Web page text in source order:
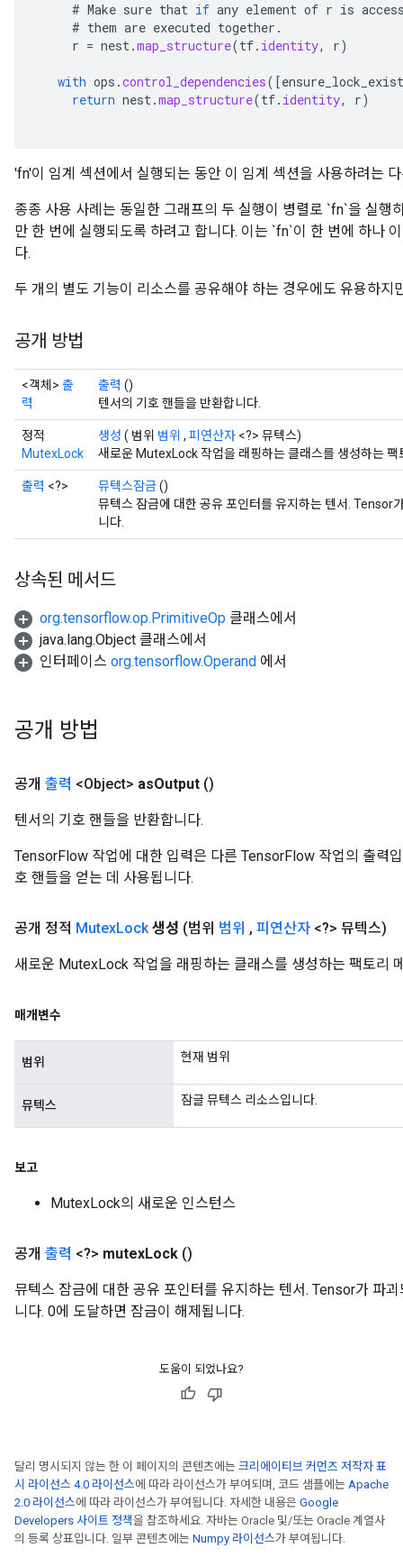
# Make sure that if any element of r is
# them are executed together .
r = nest.map_structure(tf. identity, r)
with ops .control_dependencies( [
return nest.map_structure(tf. identity, r)
'fn'이 임계 섹션에서 실행되는 동안 이 임계 섹션을 사용하려는
종종 사용 사례는 동일한 그래프의 두 실행이 병렬로 `fn`을 실행
만 한 번에 실행되도록 하려고 합니다. 이는 `fn`이 한 번에 하나
다.
두 개의 별도 기능이 리소스를 공유해야 하는 경우에도 유용하지
공개 방법
<객체> 출
력
출력 ()
텐서의 기호 핸들을 반환합니다.
정적
MutexLock
생성 ( 범위 범위 , 피연산자 <?> 뮤텍스)
새로운 MutexLock 작업을 래핑하는 클래스를 생성하는 팩
출력 <?> 뮤텍스잠금()
뮤텍스 잠금에 대한 공유 포인터를 유지하는 텐서. Tensor
니다.
상속된 메서드
org.tensorflow.op.PrimitiveOp 클래스에서
java.lang.Object 클래스에서
인터페이스 org.tensorflow.Operand 에서
공개 방법
공개 출력 <Object> asOutput ()
텐서의 기호 핸들을 반환합니다.
TensorFlow 작업에 대한 입력은 다른 TensorFlow 작업의 출력
호 핸들을 얻는 데 사용됩니다.
공개 정적 MutexLock 생성 (범위 범위 , 피연산자 <?> 뮤텍스)
새로운 MutexLock 작업을 래핑하는 클래스를 생성하는 팩토리
매개변수
범위 현재 범위
뮤텍스 잠글 뮤텍스 리소스입니다.
보고
MutexLock의 새로운 인스턴스
공개 출력 <?> mutexLock ()
뮤텍스 잠금에 대한 공유 포인터를 유지하는 텐서. Tensor가 파
니다. 0에 도달하면 잠금이 해제됩니다.
도움이 되었나요?
달리 명시되지 않는 한 이 페이지의 콘텐츠에는 크리에이티브 커먼즈 저작자 표
시 라이선스 4.0 라이선스에 따라 라이선스가 부여되며, 코드 샘플에는 Apache
2.0 라이선스에 따라 라이선스가 부여됩니다. 자세한 내용은 Google
Developers 사이트 정책을 참조하세요. 자바는 Oracle 및/또는 Oracle 계열사
의 등록 상표입니다. 일부 콘텐츠에는 Numpy 라이선스가 부여됩니다.